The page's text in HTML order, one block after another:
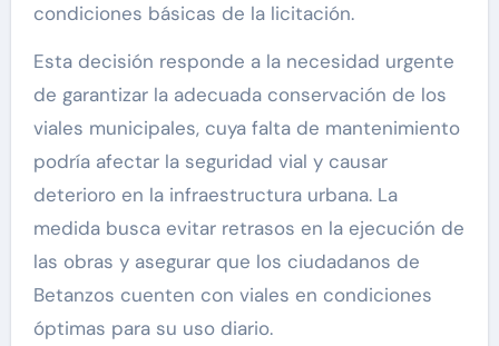
condiciones básicas de la licitación.
Esta decisión responde a la necesidad urgente
de garantizar la adecuada conservación de los
viales municipales, cuya falta de mantenimiento
podría afectar la seguridad vial y causar
deterioro en la infraestructura urbana. La
medida busca evitar retrasos en la ejecución de
las obras y asegurar que los ciudadanos de
Betanzos cuenten con viales en condiciones
óptimas para su uso diario.